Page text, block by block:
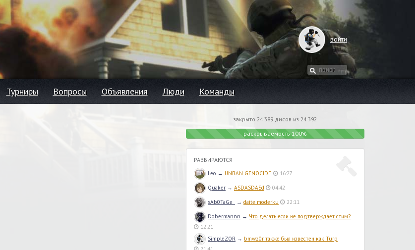
войти
Турниры Вопросы Объявления Люди Команды
закрыто 24 389 дисов из 24 392
раскрываемость 100%
РАЗБИРАЮТСЯ
Leo → UNBAN GENOCIDE. 16:27
Quaker → ASDASDASd 04:42
sAb0TaGe_ → daite moderku 22:11
Dobermannn → Что делать если не подтверждает стим?
12:21
SimpleZOR → bmwz0r также был известен как Turp